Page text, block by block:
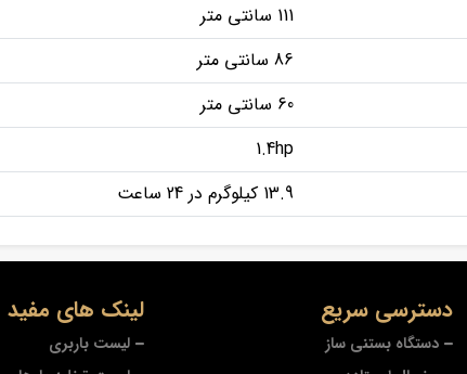
111 سانتی متر
86 سانتی متر
60 سانتی متر
1.4hp
13.9 کیلوگرم در 24 ساعت
دسترسی سریع
دستگاه بستنی ساز
لینک های مفید
لیست باربری